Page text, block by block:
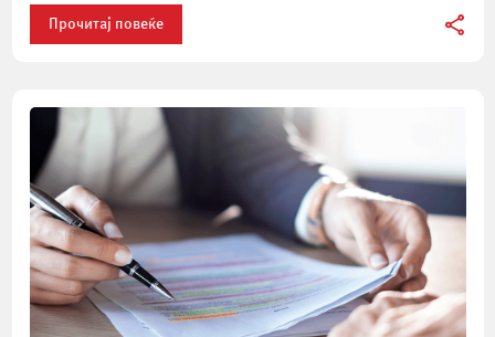
Прочитај повеќе